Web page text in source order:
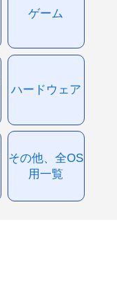
ゲーム
ハードウェア
その他、全OS
用一覧